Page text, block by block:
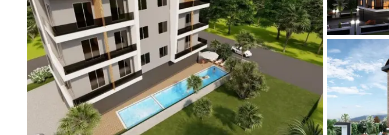
Таиланд Страна 2 948 объектов
Греция — Страна 2 797 объектов
Сочи —Локация Россия · 3 920
Алания — Локация
Бангкок — Локация Таиланд · 2 172
Новороссийск —Локация Россия · 2 106
—Локация Турция · 2 092